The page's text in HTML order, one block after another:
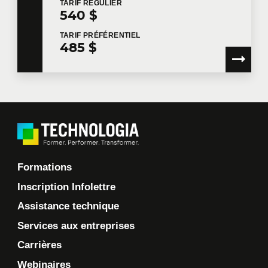
TARIF RÉGULIER
540 $
TARIF PRÉFÉRENTIEL
485 $
Formations
Inscription Infolettre
Assistance technique
Services aux entreprises
Carrières
Webinaires